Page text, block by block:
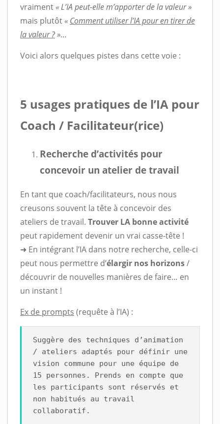
vraiment « L’IA peut-elle m’apporter de la valeur »
mais plutôt « Comment utiliser l’IA pour en tirer de
la valeur ?»…
Voici alors quelques pistes dans cette voie :
5 usages pratiques de l’IA pour
Coach / Facilitateur(rice)
Recherche d’activités pour
concevoir un atelier de travail
En tant que coach/facilitateurs, nous nous
creusons souvent la tête à concevoir des
ateliers de travail. Trouver LA bonne activité
peut rapidement devenir un vrai casse-tête !
➜ En intégrant l’IA dans notre recherche, celle-ci
peut nous permettre d’élargir nos horizons/
découvrir de nouvelles manières de faire… en
un instant !
Ex de prompts (requête à l’IA) :
Suggère des techniques d’animation
/ ateliers adaptés pour définir une
vision commune pour une équipe de
15 personnes. Prends en compte que
les participants sont réservés et
non habitués au travail
collaboratif.